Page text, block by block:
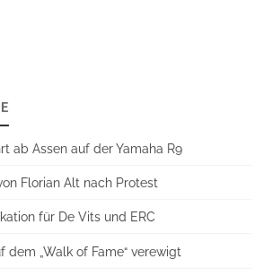
ab Assen auf der Yamaha R9
Florian Alt nach Protest
für De Vits und ERC
dem „Walk of Fame“ verewigt